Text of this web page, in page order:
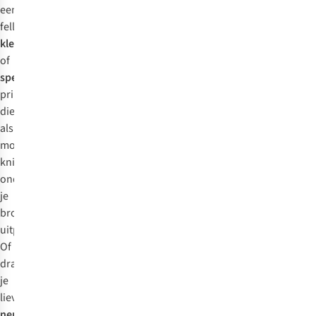
een
felle
kleur
of
speelse
print,
die
als
modieuze
knipoog
onder
je
broekspijpen
uitpiepen.
Of
draag
je
liever